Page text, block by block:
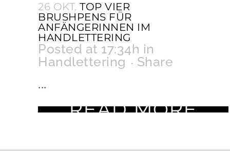
26 OKT. TOP VIER
BRUSHPENS FÜR
ANFÄNGERINNEN IM
HANDLETTERING
Posted at 17:34h in
Handlettering
Share
...
READ MORE